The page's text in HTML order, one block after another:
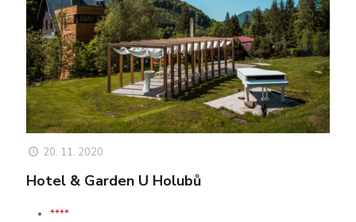
20. 11. 2020
Hotel & Garden U Holubů
****